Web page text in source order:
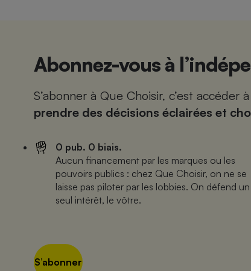
Abonnez-vous à
S’abonner à Que Choisir, c’est
prendre des décisions éclairées et
0 pub. 0 biais.
Aucun financement par les marques ou les
pouvoirs publics : chez Que Choisir, on ne se
laisse pas piloter par les lobbies. On défend un
seul intérêt, le vôtre.
S’abonner